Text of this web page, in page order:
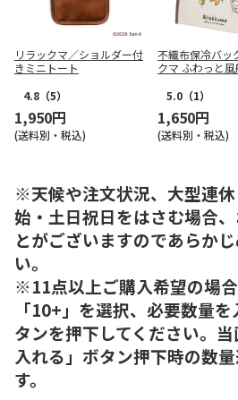
リラックマ／ショルダー付
きミニトート
4.8 （5）
1,950円
(送料別・税込)
不織布保冷バッ
クマ ふわっと風
5.0 （1）
1,650円
(送料別・税込)
※天候や注文状況、大型連
始・土日祝日をはさむ場合
とがございますのであらか
い。
※11点以上ご購入希望の場
「10+」を選択、必要数量
タンを押下してください。
入れる」ボタン押下時の数
す。